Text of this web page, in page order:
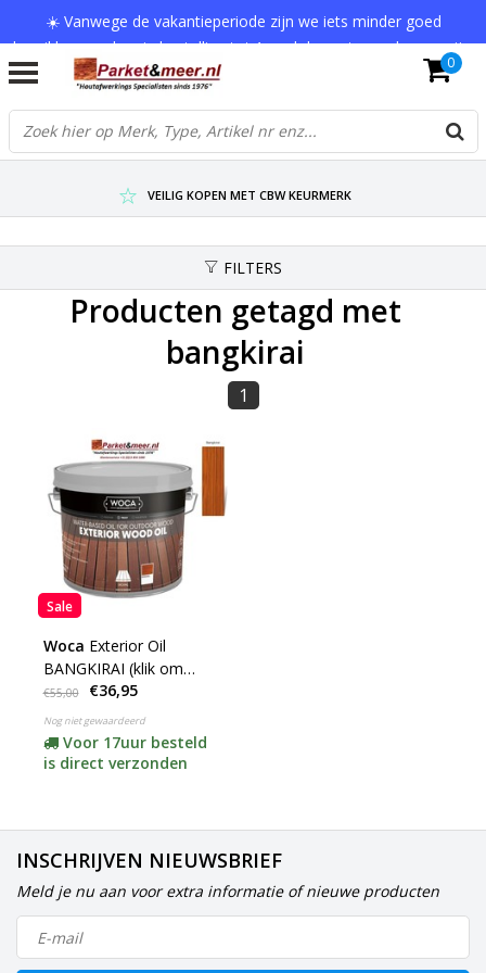
☀️ Vanwege de vakantieperiode zijn we iets minder goed
bereikbaar en kan je bestelling tot 1 werkdag extra onderweg zijn.
Bedankt voor je begrip!
VERZENDKOSTEN € 7,95 (GRATIS VA €75,-)
SCHERPSTE PRIJZEN TOT WEL 75% KORTING !
VEILIG KOPEN MET CBW KEURMERK
0
FILTERS
Producten getagd met
bangkirai
1
Sale
Woca Exterior Oil
BANGKIRAI (klik om
inhoud te kiezen)
€55,00 €36,95
Nog niet gewaardeerd
Voor 17uur besteld
is direct verzonden
INSCHRIJVEN NIEUWSBRIEF
Meld je nu aan voor extra informatie of nieuwe producten